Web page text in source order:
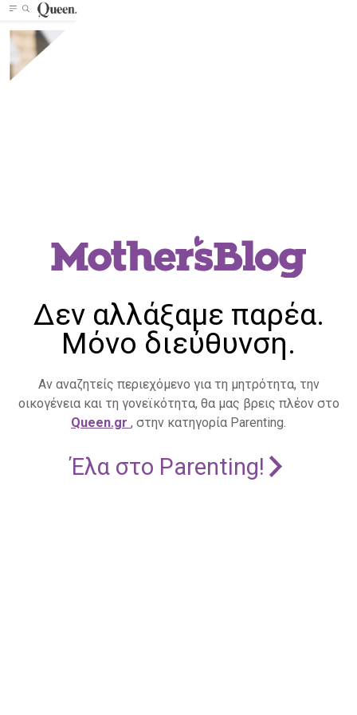
Δεν αλλάξαμε παρέα.
Μόνο διεύθυνση.
Αν αναζητείς περιεχόμενο για τη μητρότητα, την
οικογένεια και τη γονεϊκότητα, θα μας βρεις πλέον στο
Queen.gr , στην κατηγορία Parenting.
Έλα στο Parenting!